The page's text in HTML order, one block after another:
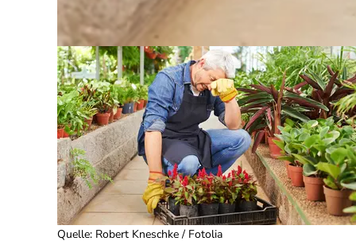
Quelle: Robert Kneschke / Fotolia